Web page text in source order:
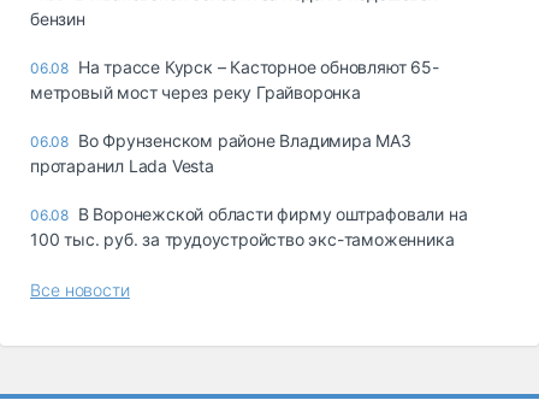
бензин
06.08 На трассе Курск – Касторное обновляют 65-
метровый мост через реку Грайворонка
06.08 Во Фрунзенском районе Владимира МАЗ
протаранил Lada Vesta
06.08 В Воронежской области фирму оштрафовали на
100 тыс. руб. за трудоустройство экс-таможенника
Все новости